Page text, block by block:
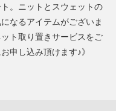
。ニットとスウェットの
なるアイテムがございま
ト取り置きサービスをご
申し込み頂けます♪》